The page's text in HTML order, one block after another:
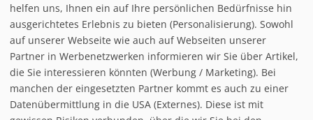
Eislaufen:
Rodelbahn:
Nachtrodeln:
Hallenbad:
helfen uns, Ihnen ein auf Ihre persönlichen Bedürfnisse hin
ausgerichtetes Erlebnis zu bieten (Personalisierung). Sowohl
auf unserer Webseite wie auch auf Webseiten unserer
Partner in Werbenetzwerken informieren wir Sie über Artikel,
die Sie interessieren könnten (Werbung / Marketing). Bei
manchen der eingesetzten Partner kommt es auch zu einer
Datenübermittlung in die USA (Externes). Diese ist mit